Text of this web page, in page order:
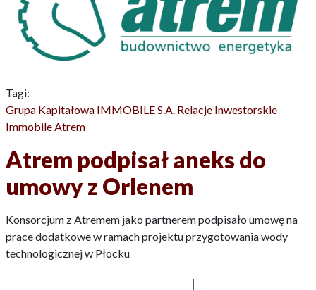
Tagi:
Grupa Kapitałowa IMMOBILE S.A. Relacje Inwestorskie
ImmobileAtrem
Atrem podpisał aneks do
umowy z Orlenem
Konsorcjum z Atremem jako partnerem podpisało umowę na
prace dodatkowe w ramach projektu przygotowania wody
technologicznej w Płocku